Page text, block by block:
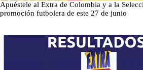
Apuéstele al Extra de Colombia y a la
promoción futbolera de este 27 de junio